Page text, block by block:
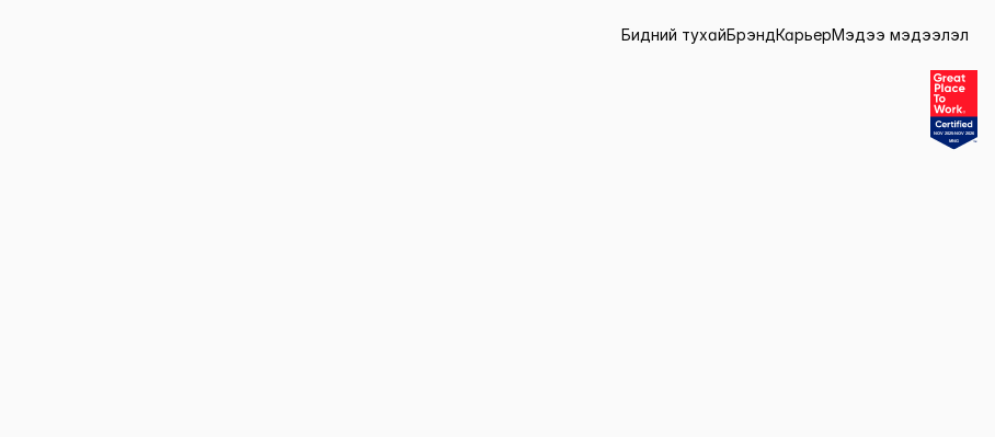
Бидний тухайБрэндКарьерМэдээ мэдээлэл